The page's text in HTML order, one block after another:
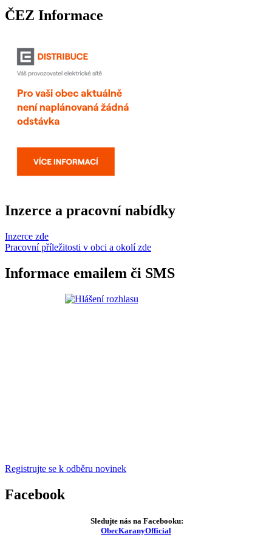
ČEZ Informace
Inzerce a pracovní nabídky
Inzerce zde
Pracovní příležitosti v obci a okolí zde
Informace emailem či SMS
Registrujte se k odběru novinek
Facebook
Sledujte nás na Facebooku:
ObecKaranyOfficial